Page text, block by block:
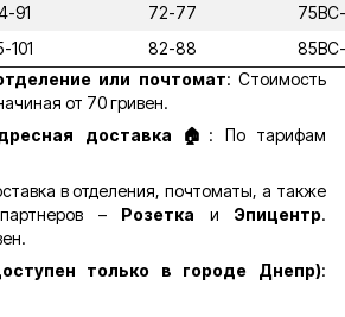
91 72-77
101 82-88
или почтомат: Стоимость
от 70 гривен.
доставка 🏠 : По тарифам
в отделения, почтоматы, а также
– Розетка и Эпицентр.
только в городе Днепр):